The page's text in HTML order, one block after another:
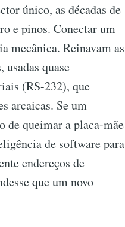
único, as décadas de
e pinos. Conectar um
mecânica. Reinavam as
quase
(RS-232), que
arcaicas. Se um
de queimar a placa-mãe
de software para
endereços de
que um novo